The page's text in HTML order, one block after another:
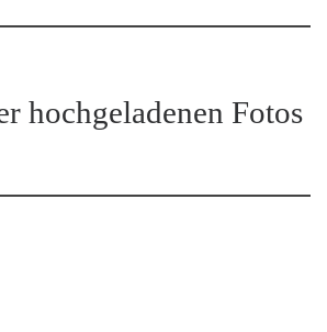
hochgeladenen Fotos